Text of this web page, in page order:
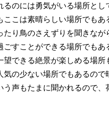
るのには勇気がいる場所とし
こは素晴らしい場所でもあ
たり鳥のさえずりを聞きな
すことができる場所でもあ
望できる絶景が楽しめる場
の少ない場所でもあるので
う声もたまに聞かれるので